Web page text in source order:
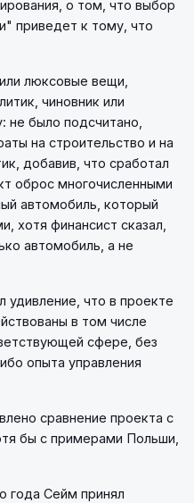
о том, что выбор
приведет к тому, что
люксовые вещи,
чиновник или
не было подсчитано,
на строительство и на
добавив, что сработал
оброс многочисленными
автомобиль, который
хотя финансист сказал,
автомобиль, а не
удивление, что в проекте
в том числе
сфере, без
опыта управления
сравнение проекта с
бы с примерами Польши,
года Сейм принял